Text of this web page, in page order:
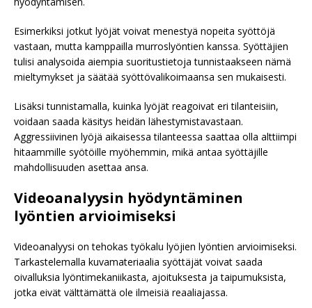
Esimerkiksi jotkut lyöjät voivat menestyä nopeita syöttöjä
vastaan, mutta kamppailla murroslyöntien kanssa. Syöttäjien
tulisi analysoida aiempia suoritustietoja tunnistaakseen nämä
mieltymykset ja säätää syöttövalikoimaansa sen mukaisesti.
Lisäksi tunnistamalla, kuinka lyöjät reagoivat eri tilanteisiin,
voidaan saada käsitys heidän lähestymistavastaan.
Aggressiivinen lyöjä aikaisessa tilanteessa saattaa olla alttiimpi
hitaammille syötöille myöhemmin, mikä antaa syöttäjille
mahdollisuuden asettaa ansa.
Videoanalyysin hyödyntäminen
lyöntien arvioimiseksi
Videoanalyysi on tehokas työkalu lyöjien lyöntien arvioimiseksi.
Tarkastelemalla kuvamateriaalia syöttäjät voivat saada
oivalluksia lyöntimekaniikasta, ajoituksesta ja taipumuksista,
jotka eivät välttämättä ole ilmeisiä reaaliajassa.